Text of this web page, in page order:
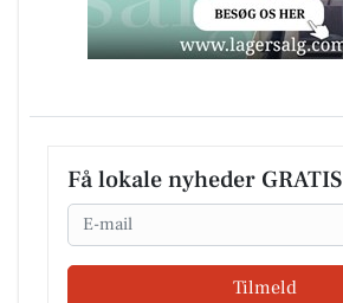
Få lokale nyheder GRATIS
Email
Tilmeld